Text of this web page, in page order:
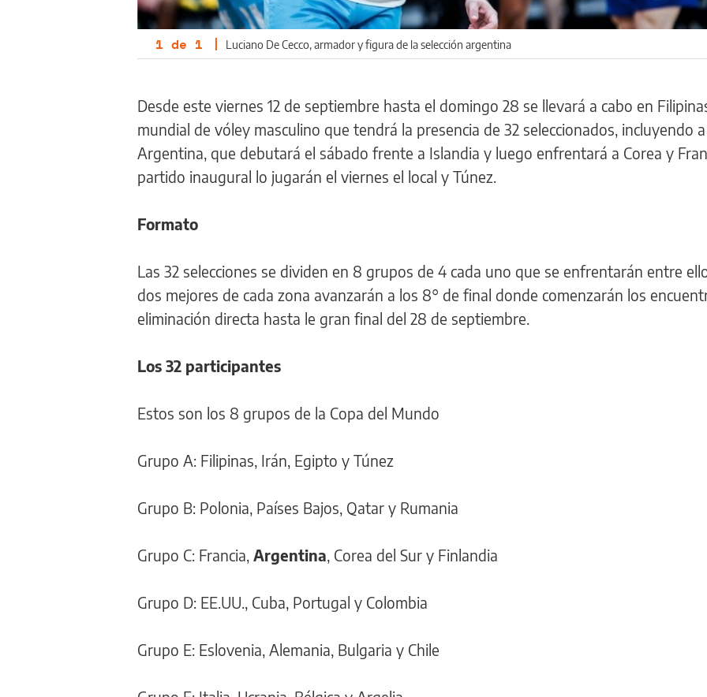
1 de 1 | Luciano De Cecco, armador y figura de la selección argentina
Desde este viernes 12 de septiembre hasta el domingo 28 se llevará a cabo en
mundial de vóley masculino que tendrá la presencia de 32 seleccionados, incluyendo a
Argentina, que debutará el sábado frente a Islandia y luego enfrentará a Corea y
partido inaugural lo jugarán el viernes el local y Túnez.
Formato
Las 32 selecciones se dividen en 8 grupos de 4 cada uno que se enfrentarán entre
dos mejores de cada zona avanzarán a los 8° de final donde comenzarán los
eliminación directa hasta le gran final del 28 de septiembre.
Los 32 participantes
Estos son los 8 grupos de la Copa del Mundo
Grupo A: Filipinas, Irán, Egipto y Túnez
Grupo B: Polonia, Países Bajos, Qatar y Rumania
Grupo C: Francia, Argentina, Corea del Sur y Finlandia
Grupo D: EE.UU., Cuba, Portugal y Colombia
Grupo E: Eslovenia, Alemania, Bulgaria y Chile